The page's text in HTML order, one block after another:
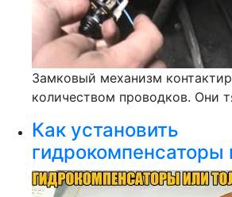
Замковый механизм
количеством проводков. Они
Как установить
гидрокомпенсаторы